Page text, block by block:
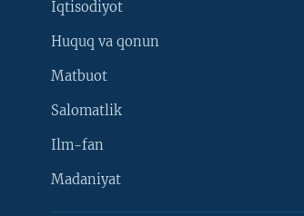
Iqtisodiyot
Huquq va qonun
Matbuot
Salomatlik
Ilm-fan
Madaniyat